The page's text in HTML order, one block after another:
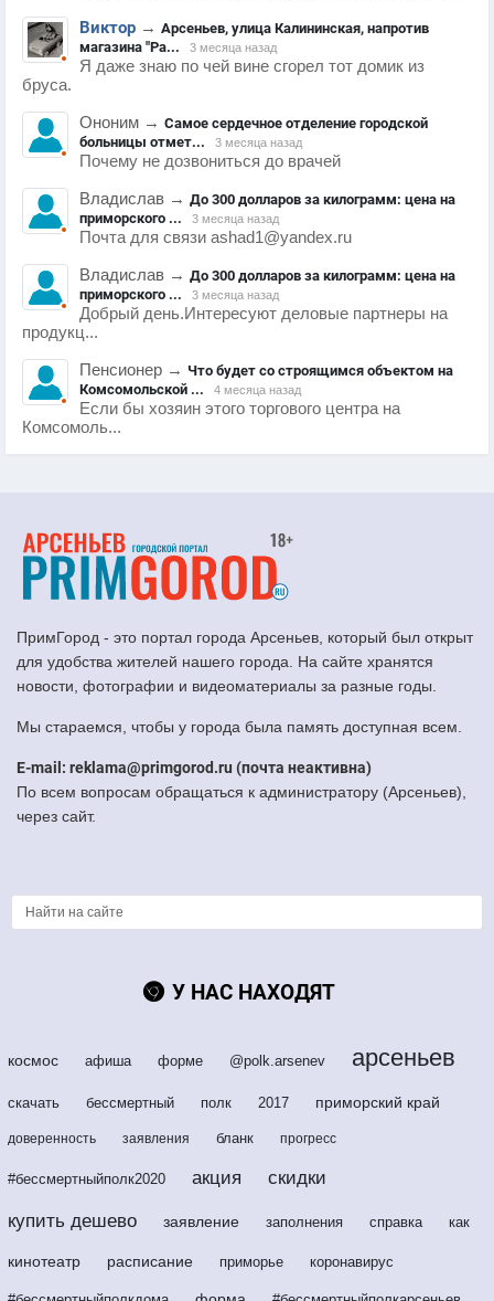
Виктор → Арсеньев, улица Калининская, напротив
магазина "Ра...
3 месяца назад
Я даже знаю по чей вине сгорел тот домик из
бруса.
Ононим → Самое сердечное отделение городской
больницы отмет...
3 месяца назад
Почему не дозвониться до врачей
Владислав → До 300 долларов за килограмм: цена на
приморского ...
3 месяца назад
Почта для связи ashad1@yandex.ru
Владислав → До 300 долларов за килограмм: цена на
приморского ...
3 месяца назад
Добрый день.Интересуют деловые партнеры на
продукц...
Пенсионер → Что будет со строящимся объектом на
Комсомольской ...
4 месяца назад
Если бы хозяин этого торгового центра на
Комсомоль...
ПримГород - это портал города Арсеньев, который был открыт
для удобства жителей нашего города. На сайте хранятся
новости, фотографии и видеоматериалы за разные годы.
Мы стараемся, чтобы у города была память доступная всем.
E-mail: reklama@primgorod.ru (почта неактивна)
По всем вопросам обращаться к администратору (Арсеньев),
через сайт.
У НАС НАХОДЯТ
космос афиша форме @polk.arsenev арсеньев
скачать бессмертный полк 2017 приморский край
доверенность заявления бланк прогресс
#бессмертныйполк2020 акция скидки
купить дешево заявление заполнения справка как
кинотеатр расписание приморье коронавирус